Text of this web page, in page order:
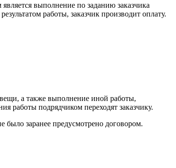
выполнение по заданию заказчика
работы, заказчик производит оплату.
вещи, а также выполнение иной работы,
работы подрядчиком переходят заказчику.
было заранее предусмотрено договором.